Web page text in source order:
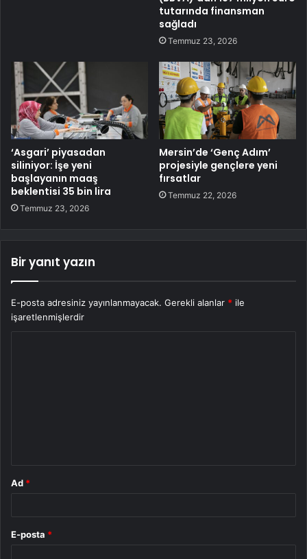
tutarında finansman
sağladı
Temmuz 23, 2026
‘Asgari’ piyasadan
siliniyor: İşe yeni
başlayanın maaş
beklentisi 35 bin lira
Temmuz 23, 2026
Mersin’de ‘Genç Adım’
projesiyle gençlere yeni
fırsatlar
Temmuz 22, 2026
Bir yanıt yazın
E-posta adresiniz yayınlanmayacak. Gerekli alanlar * ile
işaretlenmişlerdir
Ad *
E-posta *